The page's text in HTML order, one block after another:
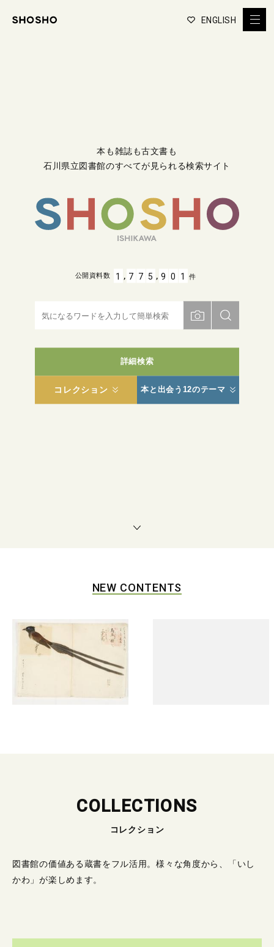
ENGLISH
本も雑誌も古文書も
石川県立図書館のすべてが見られる検索サイト
詳細検索
コレクション 本と出会う12のテーマ
公開資料数 1 , 7 7 5 , 9 0 1 件
NEW CONTENTS
COLLECTIONS
コレクション
図書館の価値ある蔵書をフル活用。様々な角度から、「いし
かわ」が楽しめます。